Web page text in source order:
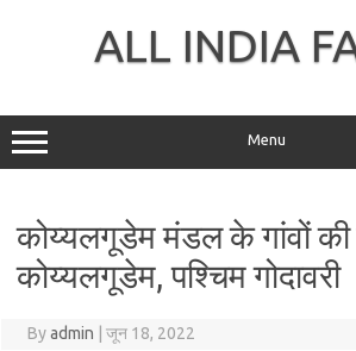
ALL INDIA
Menu
कोय्यलगूडेम मंडल के गांवों
कोय्यलगूडेम, पश्चिम गोदावरी
Byadmin जून 18, 2022